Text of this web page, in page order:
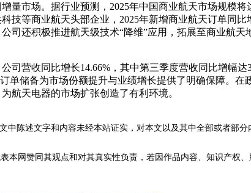
市场。据行业预测，2025年中国商业航天市场规模将
等商业航天头部企业，2025年新增商业航天订单同
还积极推进航天级技术“降维”应用，拓展至商业航天
营收同比增长14.66%，其中第三季度营收同比增幅达
单储备为市场份额提升与业绩增长提供了明确保障。在
航天电器的市场扩张创造了有利环境。
陈述文字和内容未经本站证实，对本文以及其中全部或者部
网赞同其观点和对其真实性负责，若因作品内容、知识产权